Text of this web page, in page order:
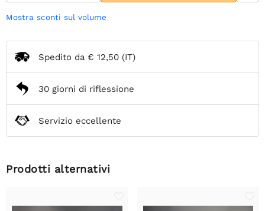
Mostra sconti sul volume
Spedito da € 12,50 (IT)
30 giorni di riflessione
Servizio eccellente
Prodotti alternativi